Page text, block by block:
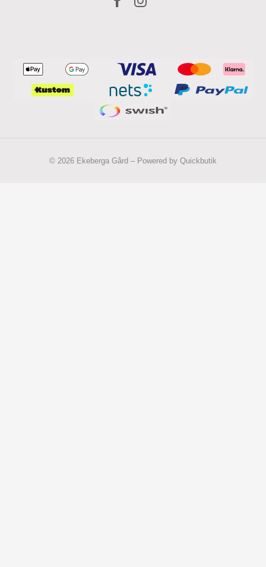
© 2026 Ekeberga Gård – Powered by Quickbutik